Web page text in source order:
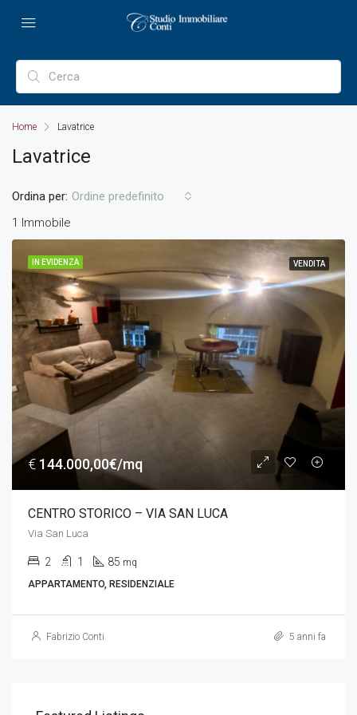
Home Lavatrice
Lavatrice
1 Immobile
Ordina per: Ordine predefinito
IN EVIDENZA VENDITA
€ 144.000,00€/mq
CENTRO STORICO – VIA SAN LUCA
Via San Luca
2 1 85 mq
APPARTAMENTO, RESIDENZIALE
Fabrizio Conti 5 anni fa